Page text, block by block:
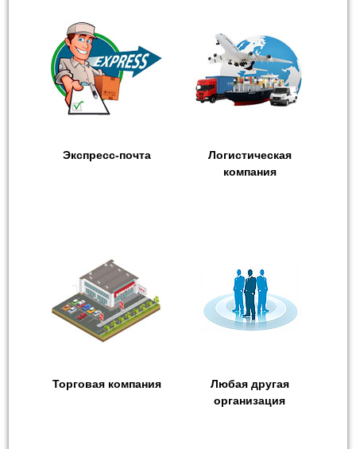
Экспресс-почта
Логистическая
компания
Торговая компания
Любая другая
организация